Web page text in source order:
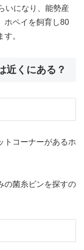
いになり、能勢産
ホペイを飼育し80
。
近くにある？
トコーナーがあるホ
の菌糸ビンを探すの